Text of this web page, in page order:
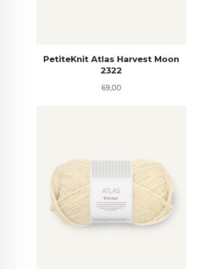
PetiteKnit Atlas Harvest Moon
2322
Pris
69,00